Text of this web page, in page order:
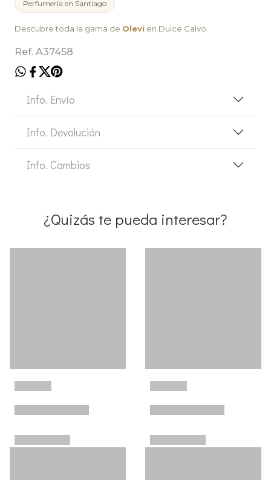
Perfumería en Santiago
Descubre toda la gama de Olevi en Dulce Calvo.
Ref. A37458
Info. Envío
Info. Devolución
Info. Cambios
¿Quizás te pueda interesar?